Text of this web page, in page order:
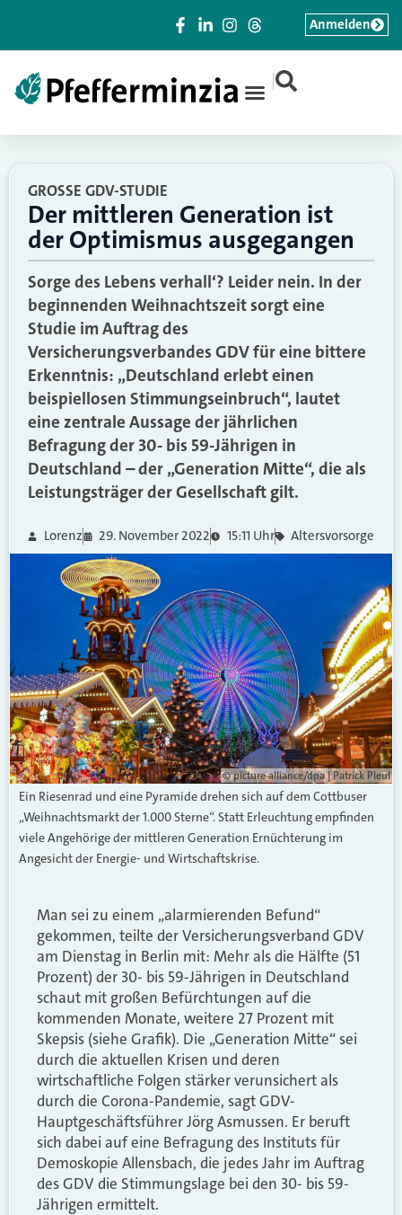
|
Anmelden
GROSSE GDV-STUDIE
Der mittleren Generation ist
der Optimismus ausgegangen
Sorge des Lebens verhall‘? Leider nein. In der
beginnenden Weihnachtszeit sorgt eine
Studie im Auftrag des
Versicherungsverbandes GDV für eine bittere
Erkenntnis: „Deutschland erlebt einen
beispiellosen Stimmungseinbruch“, lautet
eine zentrale Aussage der jährlichen
Befragung der 30- bis 59-Jährigen in
Deutschland – der „Generation Mitte“, die als
Leistungsträger der Gesellschaft gilt.
Lorenz 29. November 2022 15:11 Uhr Altersvorsorge
© picture alliance/dpa | Patrick Pleul
Ein Riesenrad und eine Pyramide drehen sich auf dem Cottbuser
„Weihnachtsmarkt der 1.000 Sterne“. Statt Erleuchtung empfinden
viele Angehörige der mittleren Generation Ernüchterung im
Angesicht der Energie- und Wirtschaftskrise.
Man sei zu einem „alarmierenden Befund“
gekommen, teilte der Versicherungsverband GDV
am Dienstag in Berlin mit: Mehr als die Hälfte (51
Prozent) der 30- bis 59-Jährigen in Deutschland
schaut mit großen Befürchtungen auf die
kommenden Monate, weitere 27 Prozent mit
Skepsis (siehe Grafik). Die „Generation Mitte“ sei
durch die aktuellen Krisen und deren
wirtschaftliche Folgen stärker verunsichert als
durch die Corona-Pandemie, sagt GDV-
Hauptgeschäftsführer Jörg Asmussen. Er beruft
sich dabei auf eine Befragung des Instituts für
Demoskopie Allensbach, die jedes Jahr im Auftrag
des GDV die Stimmungslage bei den 30- bis 59-
Jährigen ermittelt.